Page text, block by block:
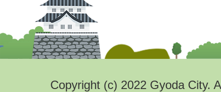
Copyright (c) 2022 Gyoda City.